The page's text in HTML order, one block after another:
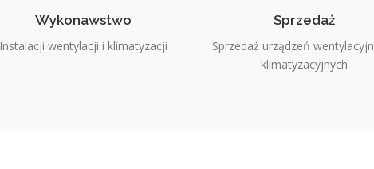
Wykonawstwo
Instalacji wentylacji i klimatyzacji
Sprzedaż
Sprzedaż urządzeń
klimatyzacyjnych